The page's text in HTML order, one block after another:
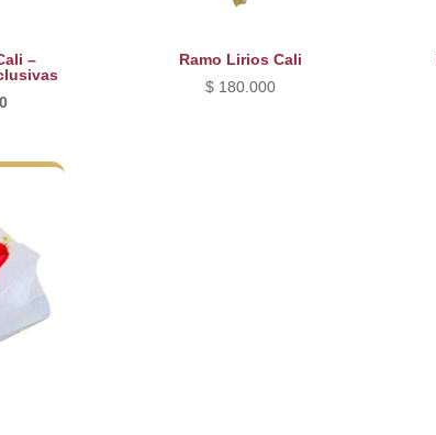
–
El
Ramo Lirios Cali
$180.000